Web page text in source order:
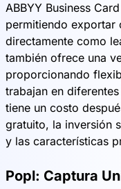
ABBYY Business
permitiendo exportar
directamente como
también ofrece una
proporcionando
trabajan en
tiene un costo
gratuito, la inversión
y las características
Popl: Captura